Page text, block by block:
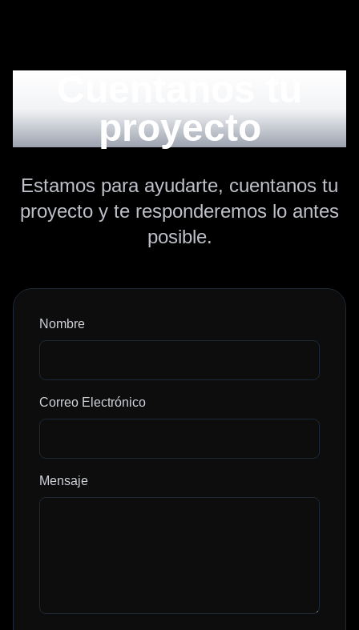
proyecto
Estamos para ayudarte, cuentanos tu
proyecto y te responderemos lo antes
posible.
Nombre
Correo Electrónico
Mensaje